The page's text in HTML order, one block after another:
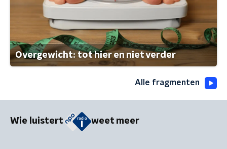
Overgewicht: tot hier en niet verder
Alle fragmenten
Wie luistert weet meer